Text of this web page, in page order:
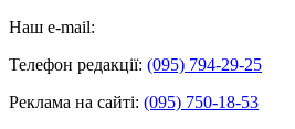
Наш e-mail:
Телефон редакції: (095) 794-29-25
Реклама на сайті: (095) 750-18-53